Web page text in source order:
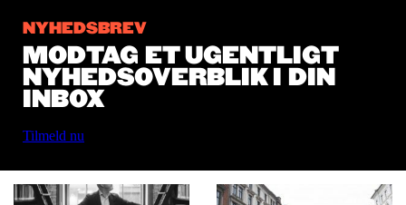
NYHEDSBREV
MODTAG ET UGENTLIGT
NYHEDSOVERBLIK I DIN
INBOX
Tilmeld nu